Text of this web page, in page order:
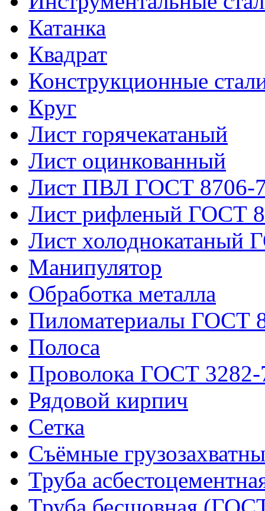
Катанка
Квадрат
Конструкционные
Круг
Лист горячекатаный
Лист оцинкованный
Лист ПВЛ ГОСТ 8706-
Лист рифленый ГОСТ
Лист холоднокатаный
Манипулятор
Обработка металла
Пиломатериалы ГОСТ
Полоса
Проволока ГОСТ 3282-
Рядовой кирпич
Сетка
Съёмные
Труба